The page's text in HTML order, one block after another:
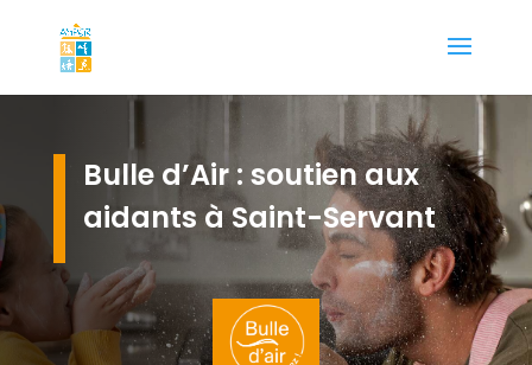
Bulle d’Air : soutien aux
aidants à Saint-Servant